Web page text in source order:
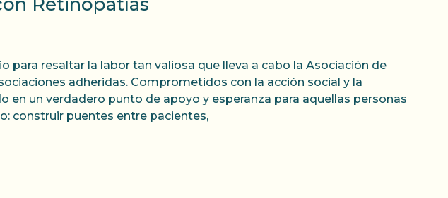
para resaltar la labor tan valiosa que lleva a cabo la Asociación de
adheridas. Comprometidos con la acción social y la
en un verdadero punto de apoyo y esperanza para aquellas personas
construir puentes entre pacientes,